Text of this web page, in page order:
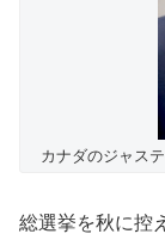
カナダのジャス
総選挙を秋に控